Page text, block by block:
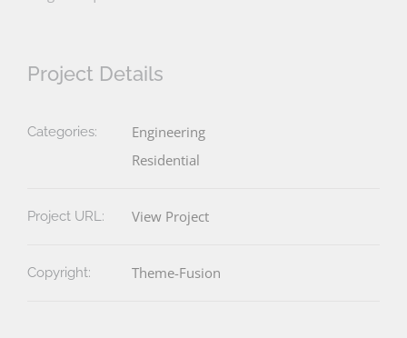
Project Details
Categories:
Engineering
Residential
Project URL: View Project
Copyright: Theme-Fusion